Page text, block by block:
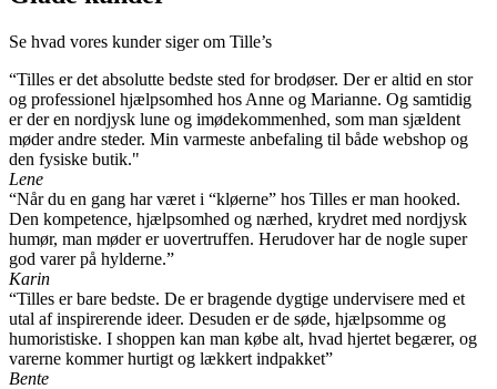
Se hvad vores kunder siger om Tille’s
“Tilles er det absolutte bedste sted for brodøser. Der er altid en stor
og professionel hjælpsomhed hos Anne og Marianne. Og samtidig
er der en nordjysk lune og imødekommenhed, som man sjældent
møder andre steder. Min varmeste anbefaling til både webshop og
den fysiske butik."
Lene
“Når du en gang har været i “kløerne” hos Tilles er man hooked.
Den kompetence, hjælpsomhed og nærhed, krydret med nordjysk
humør, man møder er uovertruffen. Herudover har de nogle super
god varer på hylderne.”
Karin
“Tilles er bare bedste. De er bragende dygtige undervisere med et
utal af inspirerende ideer. Desuden er de søde, hjælpsomme og
humoristiske. I shoppen kan man købe alt, hvad hjertet begærer, og
varerne kommer hurtigt og lækkert indpakket”
Bente